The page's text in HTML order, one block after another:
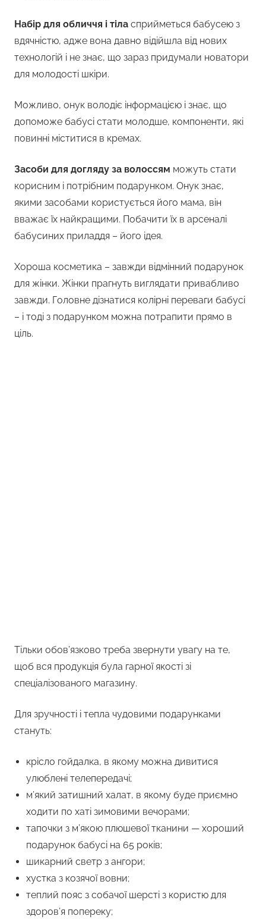
Набір для обличчя і тіла сприйметься бабусею з
вдячністю, адже вона давно відійшла від нових
технологій і не знає, що зараз придумали новатори
для молодості шкіри.
Можливо, онук володіє інформацією і знає, що
допоможе бабусі стати молодше, компоненти, які
повинні міститися в кремах.
Засоби для догляду за волоссям можуть стати
корисним і потрібним подарунком. Онук знає,
якими засобами користується його мама, він
вважає їх найкращими. Побачити їх в арсеналі
бабусиних приладдя – його ідея.
Хороша косметика – завжди відмінний подарунок
для жінки. Жінки прагнуть виглядати привабливо
завжди. Головне дізнатися колірні переваги бабусі
– і тоді з подарунком можна потрапити прямо в
ціль.
Тільки обов’язково треба звернути увагу на те,
щоб вся продукція була гарної якості зі
спеціалізованого магазину.
Для зручності і тепла чудовими подарунками
стануть:
крісло гойдалка, в якому можна дивитися
улюблені телепередачі;
м’який затишний халат, в якому буде приємно
ходити по хаті зимовими вечорами;
тапочки з м’якою плюшевої тканини — хороший
подарунок бабусі на 65 років;
шикарний светр з ангори;
хустка з козячої вовни;
теплий пояс з собачої шерсті з користю для
здоров’я попереку;